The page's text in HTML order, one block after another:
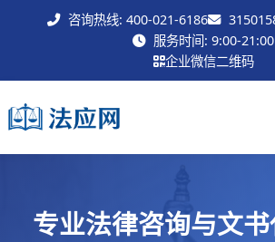
咨询热线: 400-021-6186
服务时间: 9:00-21:00
企业微信二维码
专业法律咨询与文